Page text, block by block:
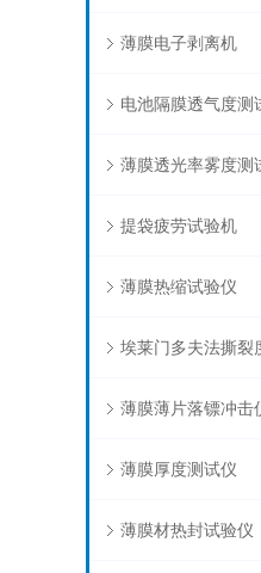
薄膜电子剥离机
电池隔膜透气度测
薄膜透光率雾度测
提袋疲劳试验机
薄膜热缩试验仪
埃莱门多夫法撕裂
薄膜薄片落镖冲击
薄膜厚度测试仪
薄膜材热封试验仪